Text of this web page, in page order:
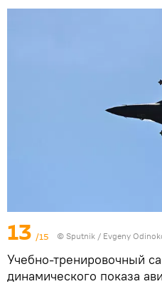
13 /15 © Sputnik / Evgeny
Учебно-тренировочный
динамического показа